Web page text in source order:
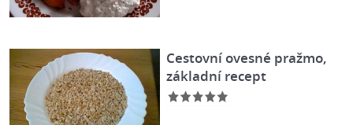
Cestovní ovesné pražmo,
základní recept